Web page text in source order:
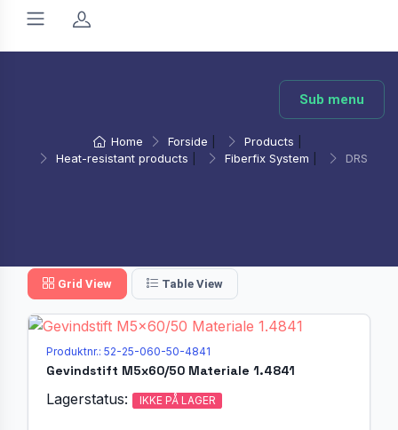
Sub menu
Home Forside Products
Heat-resistant products
Fiberfix System DRS
Grid View Table View
Produktnr.: 52-25-060-50-4841
Gevindstift M5x60/50 Materiale 1.4841
Lagerstatus: IKKE PÅ LAGER